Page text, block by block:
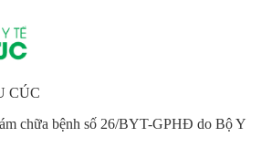
CÚC
chữa bệnh số 26/BYT-GPHĐ do Bộ Y